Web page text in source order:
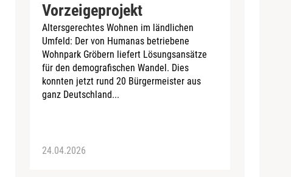
Vorzeigeprojekt
Altersgerechtes Wohnen im ländlichen
Umfeld: Der von Humanas betriebene
Wohnpark Gröbern liefert Lösungsansätze
für den demografischen Wandel. Dies
konnten jetzt rund 20 Bürgermeister aus
ganz Deutschland...
24.04.2026